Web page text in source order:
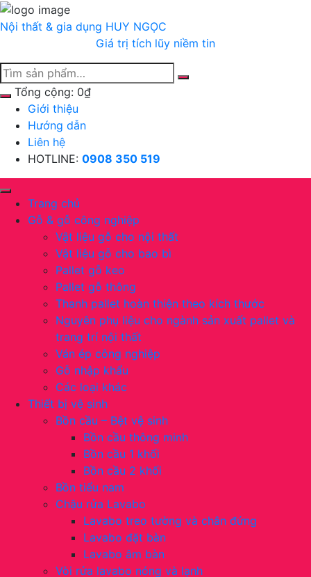
Chuyển
tới
Nội thất & gia dụng HUY NGỌC
Giá trị tích lũy niềm tin
Tổng cộng: 0₫
Giới thiệu
Hướng dẫn
Liên hệ
HOTLINE: 0908 350 519
Trang chủ
Gỗ & gỗ công nghiệp
Vật liệu gỗ cho nội thất
Vật liệu gỗ cho bao bì
Pallet gỗ keo
Pallet gỗ thông
Thanh pallet hoàn thiện theo kích thước
Nguyên phụ liệu cho ngành sản xuất pallet và
trang trí nội thất
Ván ép công nghiệp
Gỗ nhập khẩu
Các loại khác
Thiết bị vệ sinh
Bồn cầu – Bệt vệ sinh
Bồn cầu thông minh
Bồn cầu 1 khối
Bồn cầu 2 khối
Bồn tiểu nam
Chậu rửa Lavabo
Lavabo treo tường và chân đứng
Lavabo đặt bàn
Lavabo âm bàn
Vòi rửa lavabo nóng và lạnh